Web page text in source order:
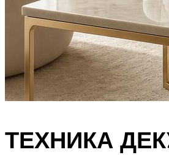
ТЕХНИКА